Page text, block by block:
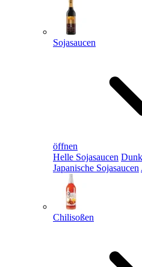
Sojasaucen
öffnen
Helle Sojasaucen
Japanische Sojasaucen
Chilisoßen